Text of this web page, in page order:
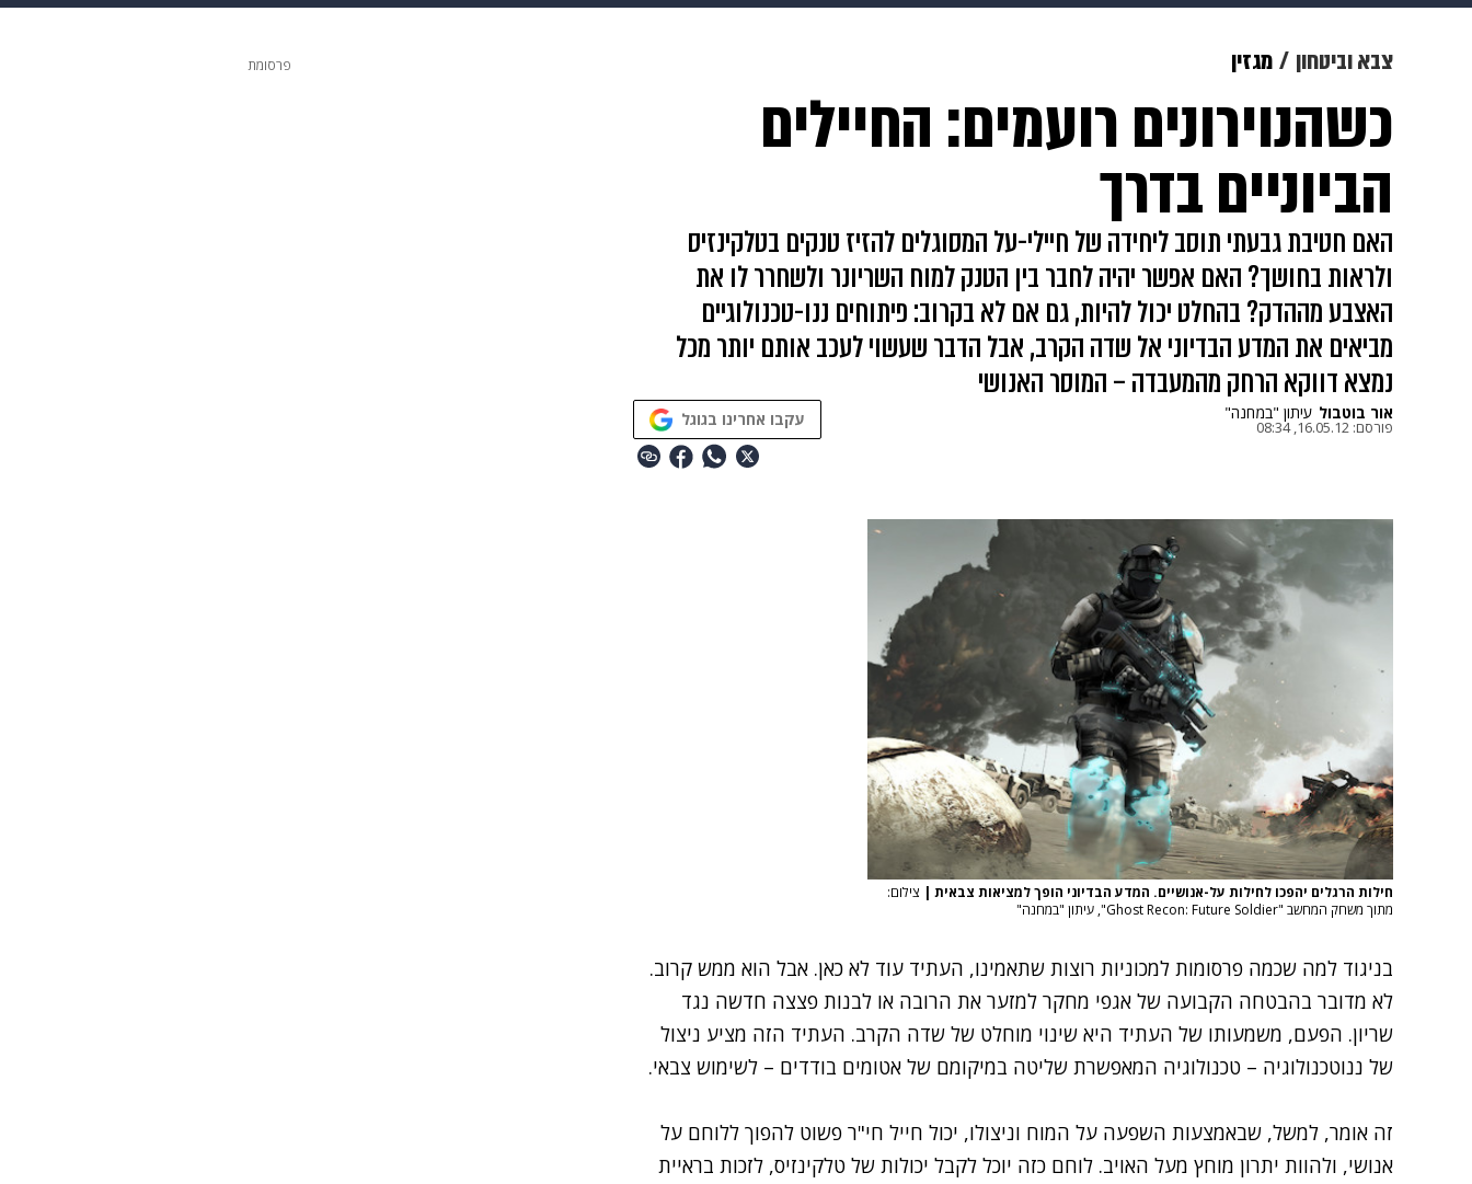
צבא וביטחון
ויוה משפט תשעה חודשים מתכונים פרויקטים מיוחדים
צבא וביטחון מגזין
כשהנוירונים רועמים: החיילים
הביוניים בדרך
האם חטיבת גבעתי תוסב ליחידה של חיילי-על המסוגלים להזיז טנקים בטלקינזיס
ולראות בחושך? האם אפשר יהיה לחבר בין הטנק למוח השריונר ולשחרר לו את
האצבע מההדק? בהחלט יכול להיות, גם אם לא בקרוב: פיתוחים ננו-טכנולוגיים
מביאים את המדע הבדיוני אל שדה הקרב, אבל הדבר שעשוי לעכב אותם יותר מכל
נמצא דווקא הרחק מהמעבדה – המוסר האנושי
אור בוטבול עיתון "במחנה"
פורסם: 16.05.12, 08:34 עקבו אחרינו בגוגל
חילות הרגלים יהפכו לחילות על-אנושיים. המדע הבדיוני הופך למציאות צבאית | צילום:
מתוך משחק המחשב "Ghost Recon: Future Soldier", עיתון "במחנה"
בניגוד למה שכמה פרסומות למכוניות רוצות שתאמינו, העתיד עוד לא כאן. אבל הוא ממש קרוב.
לא מדובר בהבטחה הקבועה של אגפי מחקר למזער את הרובה או לבנות פצצה חדשה נגד
שריון. הפעם, משמעותו של העתיד היא שינוי מוחלט של שדה הקרב. העתיד הזה מציע ניצול
של ננוטכנולוגיה – טכנולוגיה המאפשרת שליטה במיקומם של אטומים בודדים – לשימוש צבאי.
זה אומר, למשל, שבאמצעות השפעה על המוח וניצולו, יכול חייל חי"ר פשוט להפוך ללוחם על
אנושי, ולהוות יתרון מוחץ מעל האויב. לוחם כזה יוכל לקבל יכולות של טלקינזיס, לזכות בראיית
פרסומת